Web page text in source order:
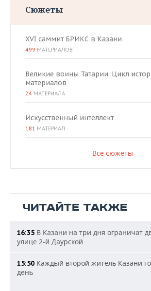
Сюжеты
XVI саммит БРИКС в Казани
499 МАТЕРИАЛОВ
Великие воины Татарии. Цикл
материалов
24 МАТЕРИАЛА
Искусственный интеллект
181 МАТЕРИАЛ
Все сюжеты
ЧИТАЙТЕ ТАКЖЕ
16:35 В Казани на три дня ограничат
улице 2-й Даурской
15:50 Каждый второй житель Казани
день